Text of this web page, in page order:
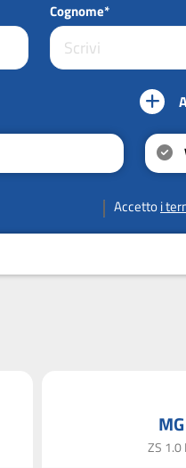
Cognome*
Accettoi
MG
ZS 1.0